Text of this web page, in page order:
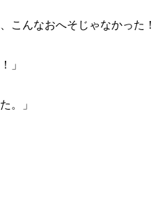
こんなおへそじゃなかった！
」
。」